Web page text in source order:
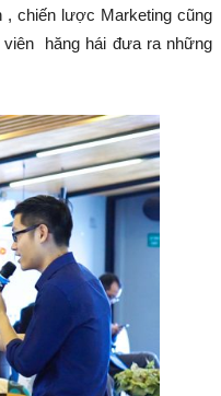
, chiến lược Marketing cũng
hăng hái đưa ra những